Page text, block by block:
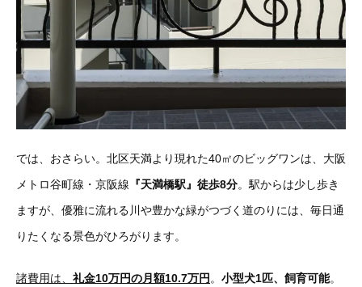
では、おさらい。北区天満より現れた40㎡のビッグワンは、大阪
メトロ谷町線・京阪線 『天満橋駅』徒歩8分。駅からは少し歩き
ますが、優雅に流れる川や豊かな緑がつづく道のりには、毎日通
りたくなる景色がひろがります。
諸費用は、 礼金10万円の月額10.7万円 。 小型犬1匹、飼育可能。